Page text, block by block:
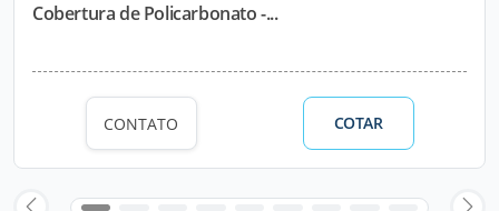
Cobertura de Policarbonato -...
CONTATO COTAR